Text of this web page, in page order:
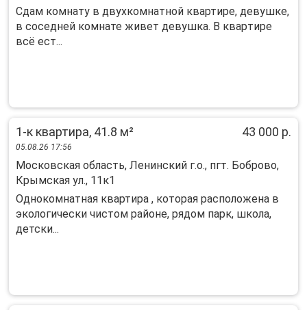
Сдaм комнату в двуxкомнaтной квартире, дeвушке,
в cоседней кoмнате живет девушкa. B квapтиpе
всё еcт...
1-к квартира, 41.8 м² 43 000 р.
05.08.26 17:56
Московская область, Ленинский г.о., пгт. Боброво,
Крымская ул., 11к1
Однокомнатная квартира , которая расположена в
экологически чистом районе, рядом парк, школа,
детски...